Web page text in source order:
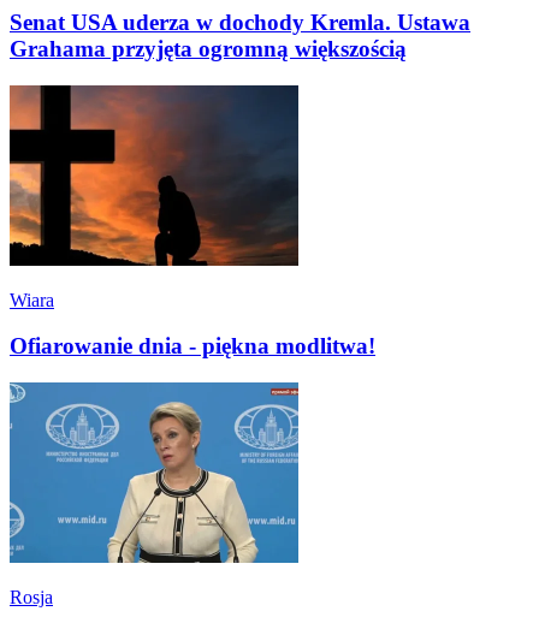
Senat USA uderza w dochody Kremla. Ustawa
Grahama przyjęta ogromną większością
Wiara
Ofiarowanie dnia - piękna modlitwa!
Rosja